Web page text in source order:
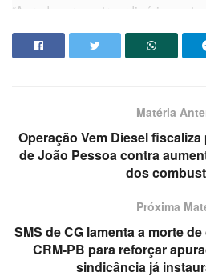
“Agradecer o extraordinário gesto
grupamento politico do Município
condução do ex-prefeito Ailton e
Matéria
Operação Vem Diesel
de João Pessoa contra
dos
Próxima
SMS de CG lamenta a morte
CRM-PB para reforçar
sindicância já